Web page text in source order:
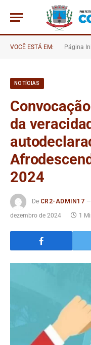
VOCÊ ESTÁ EM: Página
NOTÍCIAS
da
2024
De CR2-ADMIN17
dezembro de 2024
1